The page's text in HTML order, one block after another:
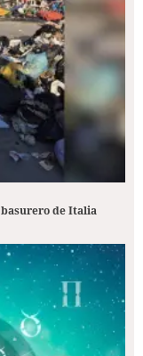
de Italia